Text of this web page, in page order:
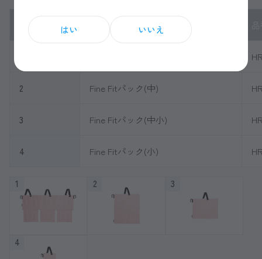
No.
2 Fine Fitパック(中)
3 Fine Fitパック(中小)
4 Fine Fitパック(小)
1 2 3
4
はい いいえ